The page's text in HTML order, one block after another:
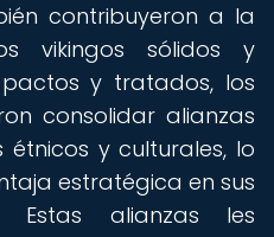
contribuyeron a la
vikingos sólidos y
y tratados, los
consolidar alianzas
y culturales, lo
estratégica en sus
Estas alianzas les